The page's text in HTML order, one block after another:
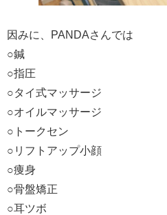
因みに、PANDAさんでは
○鍼
○指圧
○タイ式マッサージ
○オイルマッサージ
○トークセン
○リフトアップ小顔
○痩身
○骨盤矯正
○耳ツボ